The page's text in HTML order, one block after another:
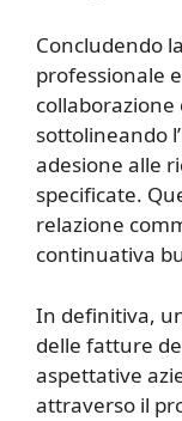
Concludendo
professionale
sottolineando
adesione alle
specificate.
relazione
continuativa
In definitiva,
delle fatture
aspettative
attraverso il